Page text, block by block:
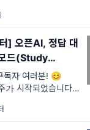
보게 되는 시기입니
] 오픈AI, 정답 대
드(Study
언
독자 여러분! 😊
가 시작되었습니다.
고 있습니다. 🌡️